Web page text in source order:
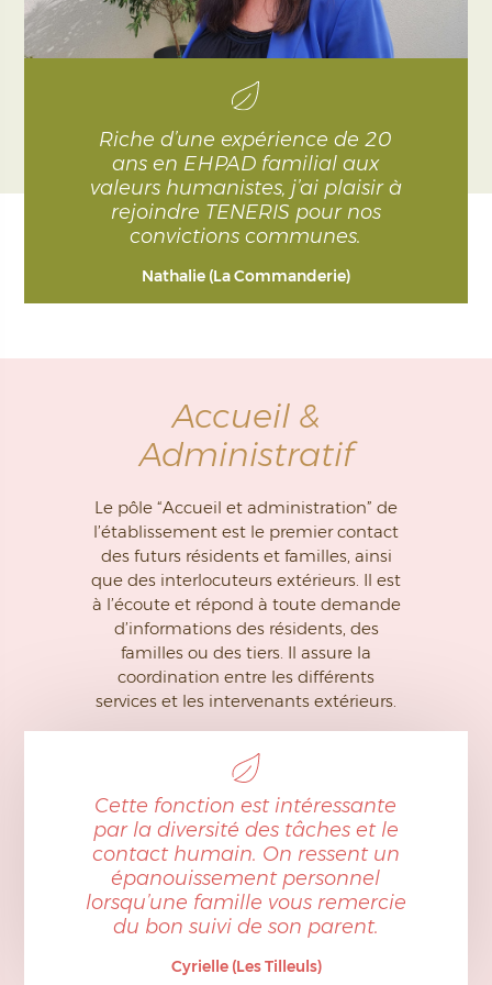
Riche d’une expérience de 20
ans en EHPAD familial aux
valeurs humanistes, j’ai plaisir à
rejoindre TENERIS pour nos
convictions communes.
Nathalie (La Commanderie)
Accueil &
Administratif
Le pôle “Accueil et administration” de
l’établissement est le premier contact
des futurs résidents et familles, ainsi
que des interlocuteurs extérieurs. Il est
à l’écoute et répond à toute demande
d’informations des résidents, des
familles ou des tiers. Il assure la
coordination entre les différents
services et les intervenants extérieurs.
Cette fonction est intéressante
par la diversité des tâches et le
contact humain. On ressent un
épanouissement personnel
lorsqu’une famille vous remercie
du bon suivi de son parent.
Cyrielle (Les Tilleuls)